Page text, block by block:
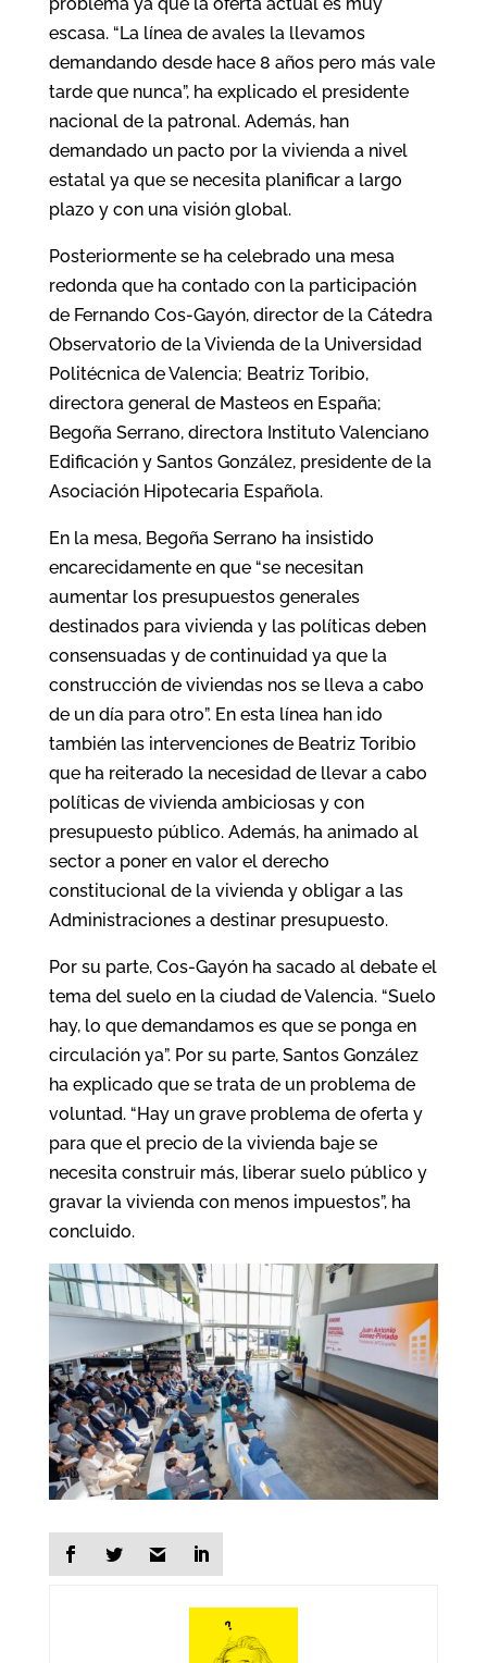
escasa. “La línea de avales la llevamos
demandando desde hace 8 años pero más vale
tarde que nunca”, ha explicado el presidente
nacional de la patronal. Además, han
demandado un pacto por la vivienda a nivel
estatal ya que se necesita planificar a largo
plazo y con una visión global.
Posteriormente se ha celebrado una mesa
redonda que ha contado con la participación
de Fernando Cos-Gayón, director de la Cátedra
Observatorio de la Vivienda de la Universidad
Politécnica de Valencia; Beatriz Toribio,
directora general de Masteos en España;
Begoña Serrano, directora Instituto Valenciano
Edificación y Santos González, presidente de la
Asociación Hipotecaria Española.
En la mesa, Begoña Serrano ha insistido
encarecidamente en que “se necesitan
aumentar los presupuestos generales
destinados para vivienda y las políticas deben
consensuadas y de continuidad ya que la
construcción de viviendas nos se lleva a cabo
de un día para otro”. En esta línea han ido
también las intervenciones de Beatriz Toribio
que ha reiterado la necesidad de llevar a cabo
políticas de vivienda ambiciosas y con
presupuesto público. Además, ha animado al
sector a poner en valor el derecho
constitucional de la vivienda y obligar a las
Administraciones a destinar presupuesto.
Por su parte, Cos-Gayón ha sacado al debate el
tema del suelo en la ciudad de Valencia. “Suelo
hay, lo que demandamos es que se ponga en
circulación ya”. Por su parte, Santos González
ha explicado que se trata de un problema de
voluntad. “Hay un grave problema de oferta y
para que el precio de la vivienda baje se
necesita construir más, liberar suelo público y
gravar la vivienda con menos impuestos”, ha
concluido.